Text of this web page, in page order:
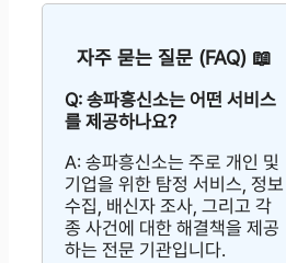
자주 묻는 질문 (FAQ) 📖
Q: 송파흥신소는 어떤 서비스
를 제공하나요?
A: 송파흥신소는 주로 개인 및
기업을 위한 탐정 서비스, 정보
수집, 배신자 조사, 그리고 각
종 사건에 대한 해결책을 제공
하는 전문 기관입니다.